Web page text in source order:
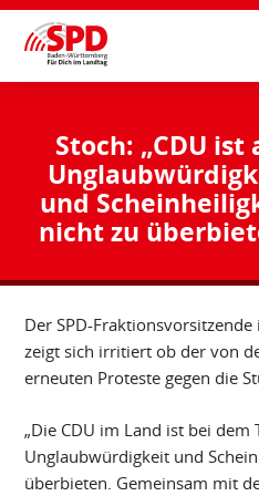
Stoch: „CDU ist
und
nicht zu
Der SPD-
zeigt sich irritiert ob der von
erneuten Proteste gegen die
„Die CDU im Land ist bei dem
Unglaubwürdigkeit und
überbieten. Gemeinsam mit